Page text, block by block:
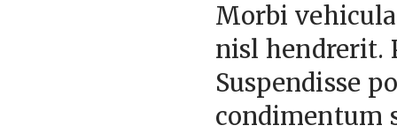
Morbi
nisl hendrerit.
Suspendisse
condimentum